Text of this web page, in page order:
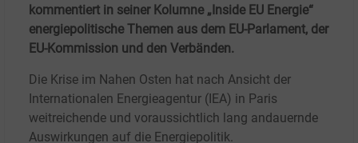
kommentiert in seiner Kolumne „Inside EU Energie“
energiepolitische Themen aus dem EU-Parlament, der
EU-Kommission und den Verbänden.
Die Krise im Nahen Osten hat nach Ansicht der
Internationalen Energieagentur (IEA) in Paris
weitreichende und voraussichtlich lang andauernde
Auswirkungen auf die Energiepolitik.